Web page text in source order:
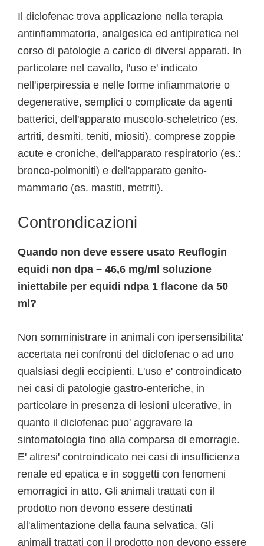
Il diclofenac trova applicazione nella terapia
antinfiammatoria, analgesica ed antipiretica nel
corso di patologie a carico di diversi apparati. In
particolare nel cavallo, l'uso e' indicato
nell'iperpiressia e nelle forme infiammatorie o
degenerative, semplici o complicate da agenti
batterici, dell'apparato muscolo-scheletrico (es.
artriti, desmiti, teniti, miositi), comprese zoppie
acute e croniche, dell'apparato respiratorio (es.:
bronco-polmoniti) e dell'apparato genito-
mammario (es. mastiti, metriti).
Controndicazioni
Quando non deve essere usato Reuflogin
equidi non dpa – 46,6 mg/ml soluzione
iniettabile per equidi ndpa 1 flacone da 50
ml?
Non somministrare in animali con ipersensibilita'
accertata nei confronti del diclofenac o ad uno
qualsiasi degli eccipienti. L'uso e' controindicato
nei casi di patologie gastro-enteriche, in
particolare in presenza di lesioni ulcerative, in
quanto il diclofenac puo' aggravare la
sintomatologia fino alla comparsa di emorragie.
E' altresi' controindicato nei casi di insufficienza
renale ed epatica e in soggetti con fenomeni
emorragici in atto. Gli animali trattati con il
prodotto non devono essere destinati
all'alimentazione della fauna selvatica. Gli
animali trattati con il prodotto non devono essere